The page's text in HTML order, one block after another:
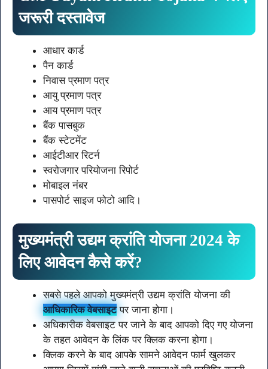
जरूरी दस्तावेज
आधार कार्ड
पैन कार्ड
निवास प्रमाण पत्र
आयु प्रमाण पत्र
आय प्रमाण पत्र
बैंक पासबुक
बैंक स्टेटमेंट
आईटीआर रिटर्न
स्वरोजगार परियोजना रिपोर्ट
मोबाइल नंबर
पासपोर्ट साइज फोटो आदि।
मुख्यमंत्री उद्यम क्रांति योजना 2024 के
लिए आवेदन कैसे करें?
सबसे पहले आपको मुख्यमंत्री उद्यम क्रांति योजना की
आधिकारिक वेबसाइटपर जाना होगा।
अधिकारीक वेबसाइट पर जाने के बाद आपको दिए गए योजना
के तहत आवेदन के लिंक पर क्लिक करना होगा।
क्लिक करने के बाद आपके सामने आवेदन फार्म खुलकर